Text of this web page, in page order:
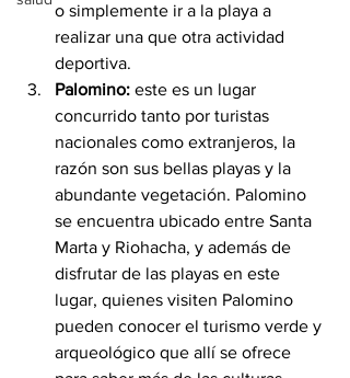
o simplemente ir a la playa a
realizar una que otra actividad
deportiva.
Palomino: este es un lugar
concurrido tanto por turistas
nacionales como extranjeros, la
razón son sus bellas playas y la
abundante vegetación. Palomino
se encuentra ubicado entre Santa
Marta y Riohacha, y además de
disfrutar de las playas en este
lugar, quienes visiten Palomino
pueden conocer el turismo verde y
arqueológico que allí se ofrece